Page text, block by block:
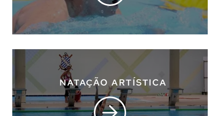
NATAÇÃO ARTÍSTICA